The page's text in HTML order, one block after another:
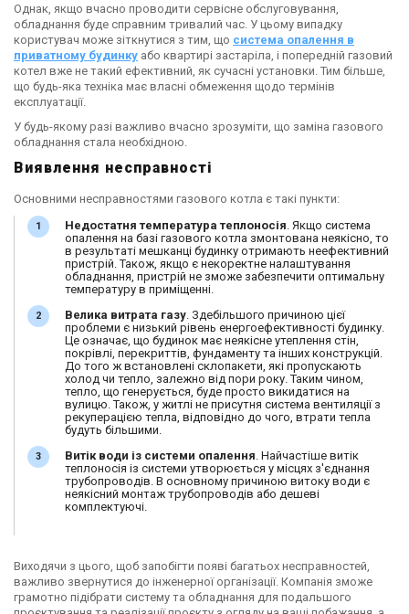
Однак, якщо вчасно проводити сервісне обслуговування,
обладнання буде справним тривалий час. У цьому випадку
користувач може зіткнутися з тим, що система опалення в
приватному будинку або квартирі застаріла, і попередній газовий
котел вже не такий ефективний, як сучасні установки. Тим більше,
що будь-яка техніка має власні обмеження щодо термінів
експлуатації.
У будь-якому разі важливо вчасно зрозуміти, що заміна газового
обладнання стала необхідною.
Виявлення несправності
Основними несправностями газового котла є такі пункти:
Недостатня температура теплоносія . Якщо система
опалення на базі газового котла змонтована неякісно, ​​то
в результаті мешканці будинку отримають неефективний
пристрій. Також, якщо є некоректне налаштування
обладнання, пристрій не зможе забезпечити оптимальну
температуру в приміщенні.
Велика витрата газу . Здебільшого причиною цієї
проблеми є низький рівень енергоефективності будинку.
Це означає, що будинок має неякісне утеплення стін,
покрівлі, перекриттів, фундаменту та інших конструкцій.
До того ж встановлені склопакети, які пропускають
холод чи тепло, залежно від пори року. Таким чином,
тепло, що генерується, буде просто викидатися на
вулицю. Також, у житлі не присутня система вентиляції з
рекуперацією тепла, відповідно до чого, втрати тепла
будуть більшими.
Витік води із системи опалення . Найчастіше витік
теплоносія із системи утворюється у місцях з'єднання
трубопроводів. В основному причиною витоку води є
неякісний монтаж трубопроводів або дешеві
комплектуючі.
Виходячи з цього, щоб запобігти появі багатьох несправностей,
важливо звернутися до інженерної організації. Компанія зможе
грамотно підібрати систему та обладнання для подальшого